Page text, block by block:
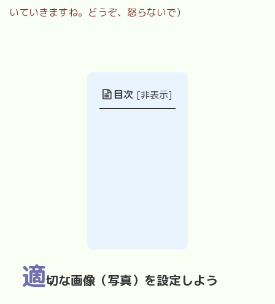
いていきますね。どうぞ、怒らないで）
目次 [非表示]
適切な画像（写真）を設定しよう